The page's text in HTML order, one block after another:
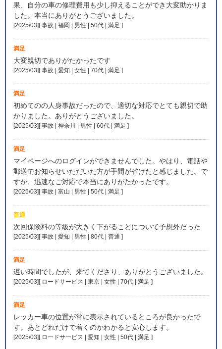
果、自分の車の修理費用も少し抑えることができ大変助かりま
した。本当にありがとうございました。
[2025/03][ 事故 | 福岡 | 男性 | 50代 | 満足 ]
満足
大変親切でありがたかったです
[2025/03][ 事故 | 愛知 | 女性 | 70代 | 満足 ]
満足
初めてのの人身事故だったので、適切な対応でとても親切で助
かりました。ありがとうございました。
[2025/03][ 事故 | 神奈川 | 男性 | 60代 | 満足 ]
満足
マイページへのログインができませんでした。やはり、電話や
郵送でお知らせいただいた方が手間が省けたと感じました。で
すが、迅速なご対応で本当にありがたかったです。
[2025/03][ 事故 | 富山 | 男性 | 50代 | 満足 ]
普通
次回保険料の等級が大きく下がることについて予想外だった
[2025/03][ 事故 | 愛知 | 男性 | 80代 | 普通 ]
満足
遅い時間でしたが、来てくださり、ありがとうございました。
[2025/03][ ロードサービス | 東京 | 女性 | 70代 | 満足 ]
満足
レッカー車の位置が常に表示されているところが良かったで
す。あとどれだけで着くのかわかると安心します。
[2025/03][ ロードサービス | 愛知 | 女性 | 50代 | 満足 ]